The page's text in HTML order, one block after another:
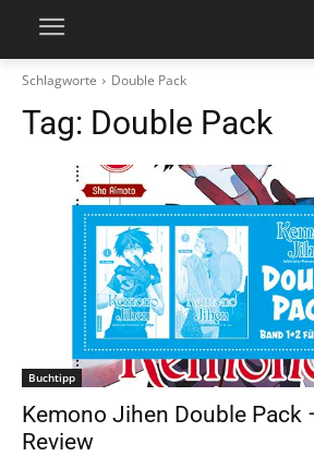
Schlagworte Double Pack
Tag: Double Pack
Buchtipp
Kemono Jihen Double Pack
Review